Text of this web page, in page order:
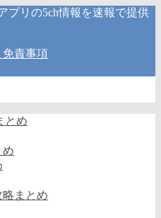
プリの5ch情報を速報で提供
免責事項
とめ
め
まとめ